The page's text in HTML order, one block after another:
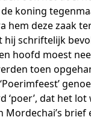
koning
hem deze zaak
hij schriftelijk
hoofd moest
toen
‘poer’, dat het
Mordechaiʼs brief